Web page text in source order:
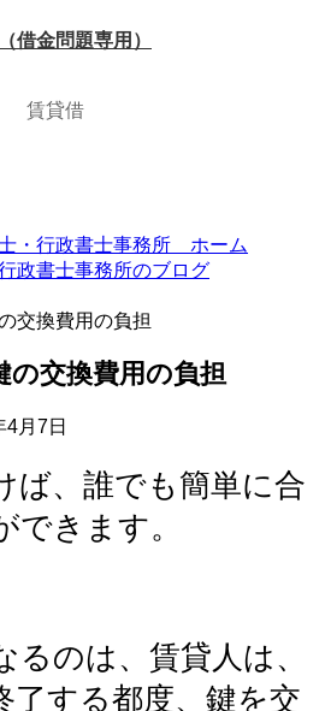
借金問題専用）
賃貸借
・行政書士事務所 ホーム
政書士事務所のブログ
交換費用の負担
の交換費用の負担
4月7日
ば、誰でも簡単に合
できます。
るのは、賃貸人は、
了する都度、鍵を交